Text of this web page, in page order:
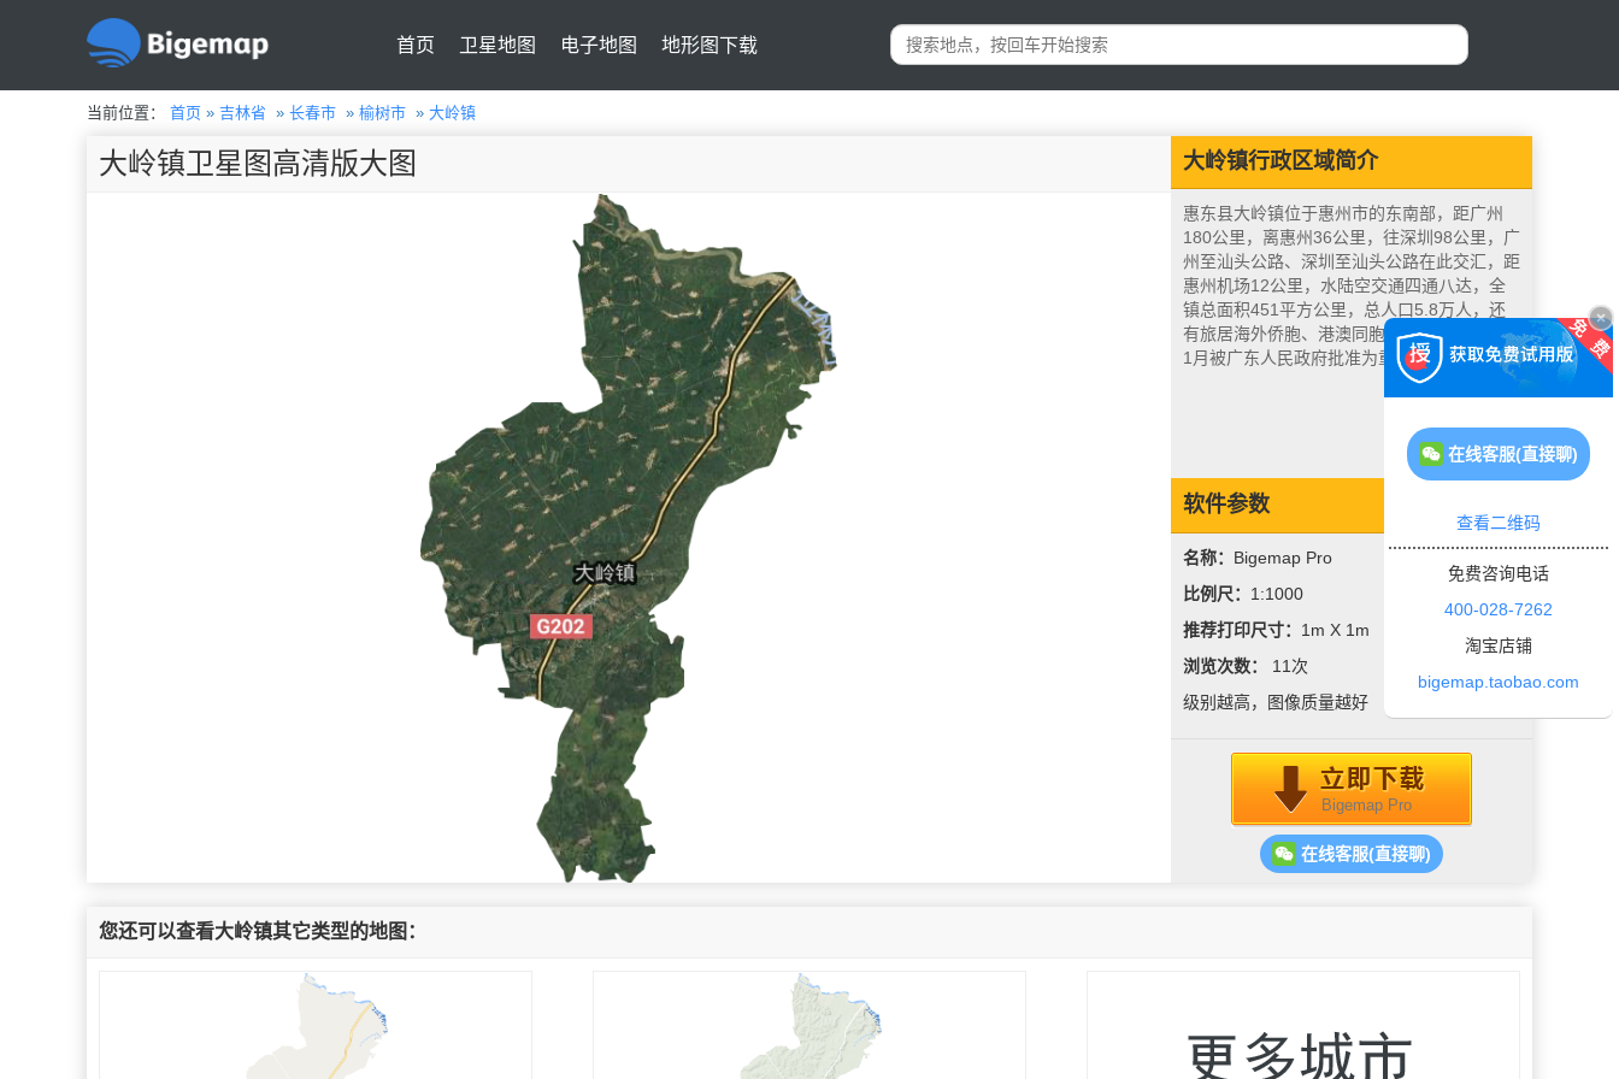
首页 卫星地图 电子地图 地形图下载
当前位置： 首页 » 吉林省 » 长春市 » 榆树市 » 大岭镇
大岭镇行政区域简介
惠东县大岭镇位于惠州市的东南部，距广州
180公里，离惠州36公里，往深圳98公里，广
州至汕头公路、深圳至汕头公路在此交汇，距
惠州机场12公里，水陆空交通四通八达，全
镇总面积451平方公里，总人口5.8万人，还
有旅居海外侨胞、港澳同胞1万多人，1988年
1月被广东人民政府批准为重点工业卫星镇。
软件参数
名称： Bigemap Pro
比例尺： 1:1000
推荐打印尺寸： 1m X 1m
浏览次数： 11 次
级别越高，图像质量越好
Bigemap Pro
在线客服(直接聊)
大岭镇卫星图高清版大图
您还可以查看大岭镇其它类型的地图：
在线客服(直接聊)
查看二维码
免费咨询电话
400-028-7262
淘宝店铺
bigemap.taobao.com